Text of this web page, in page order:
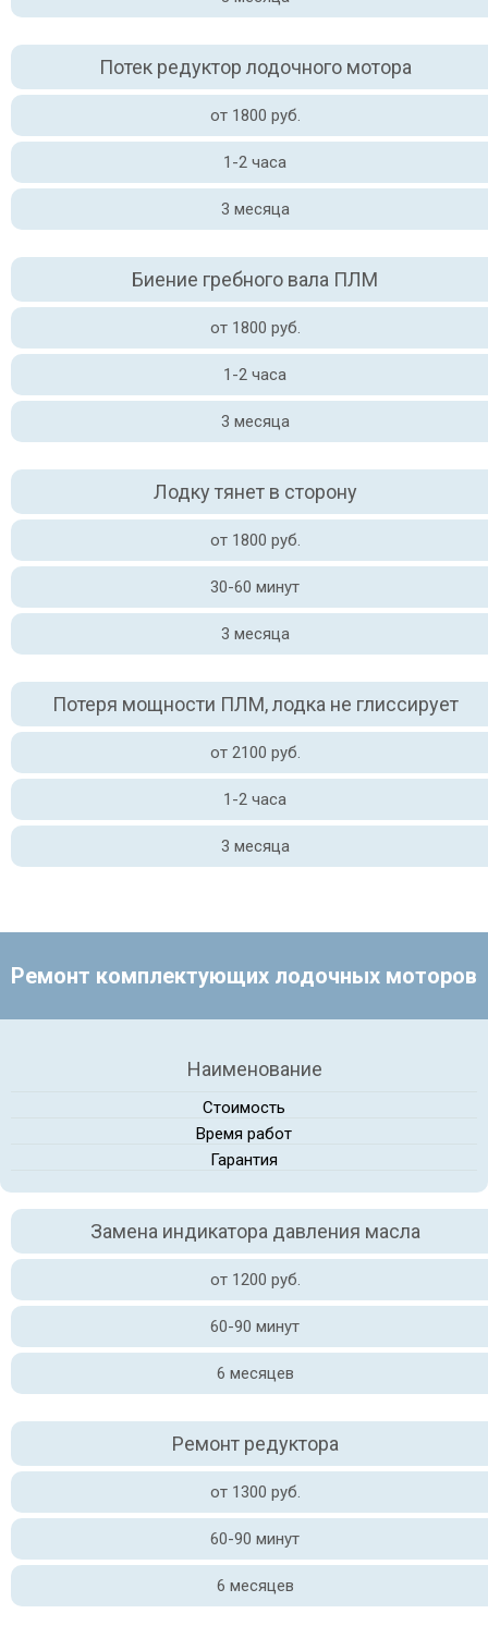
Потек редуктор лодочного мотора
от 1800 руб.
1-2 часа
3 месяца
Биение гребного вала ПЛМ
от 1800 руб.
1-2 часа
3 месяца
Лодку тянет в сторону
от 1800 руб.
30-60 минут
3 месяца
Потеря мощности ПЛМ, лодка не глиссирует
от 2100 руб.
1-2 часа
3 месяца
Ремонт комплектующих лодочных моторов
Наименование
Стоимость
Время работ
Гарантия
Замена индикатора давления масла
от 1200 руб.
60-90 минут
6 месяцев
Ремонт редуктора
от 1300 руб.
60-90 минут
6 месяцев